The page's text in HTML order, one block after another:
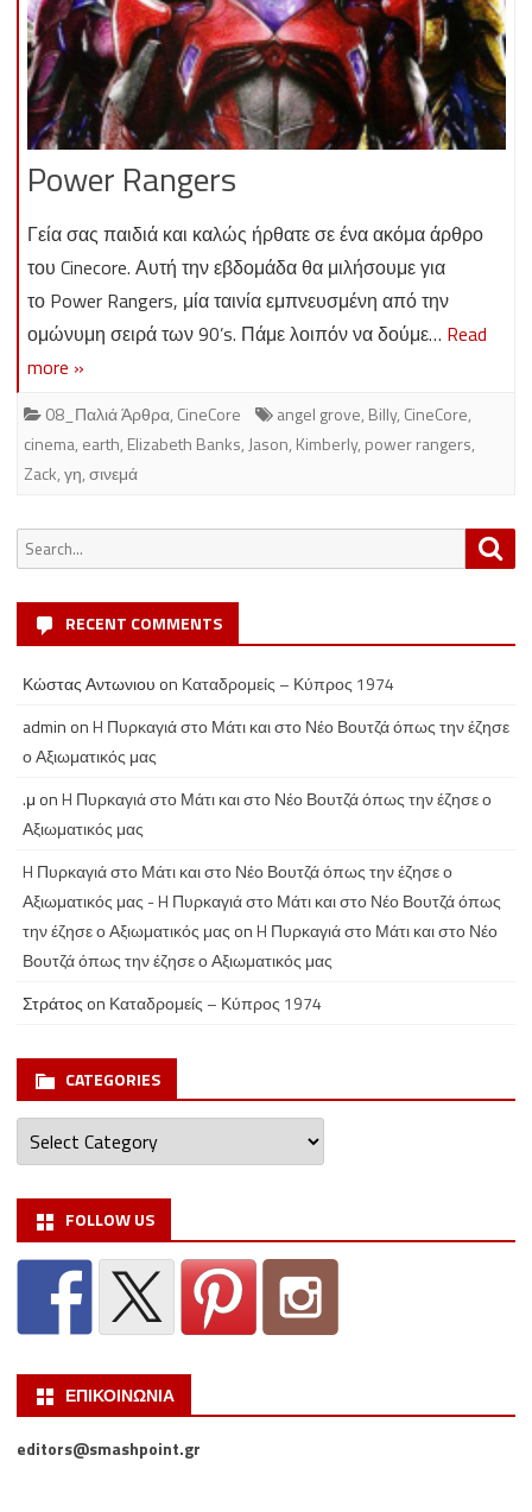
Power Rangers
Γεία σας παιδιά και καλώς ήρθατε σε ένα ακόμα άρθρο
του Cinecore. Αυτή την εβδομάδα θα μιλήσουμε για
το Power Rangers, μία ταινία εμπνευσμένη από την
ομώνυμη σειρά των 90’s. Πάμε λοιπόν να δούμε… Read
more »
08_Παλιά Άρθρα, CineCore angel grove, Billy, CineCore,
cinema, earth, Elizabeth Banks,Jason, Kimberly, power rangers,
Zack,γη,σινεμά
Search
for:
RECENT COMMENTS
Κώστας Αντωνιου on Καταδρομείς – Κύπρος 1974
admin onH Πυρκαγιά στο Μάτι και στο Νέο Βουτζά όπως την έζησε
ο Αξιωματικός μας
.μ onH Πυρκαγιά στο Μάτι και στο Νέο Βουτζά όπως την έζησε ο
Αξιωματικός μας
H Πυρκαγιά στο Μάτι και στο Νέο Βουτζά όπως την έζησε ο
Αξιωματικός μας - H Πυρκαγιά στο Μάτι και στο Νέο Βουτζά όπως
την έζησε ο Αξιωματικός μας onH Πυρκαγιά στο Μάτι και στο Νέο
Βουτζά όπως την έζησε ο Αξιωματικός μας
Στράτος on Καταδρομείς – Κύπρος 1974
CATEGORIES
Categories
FOLLOW US
ΕΠΙΚΟΙΝΩΝΙΑ
editors@smashpoint.gr